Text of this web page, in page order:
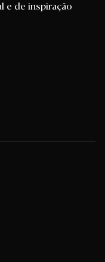
e de inspiração